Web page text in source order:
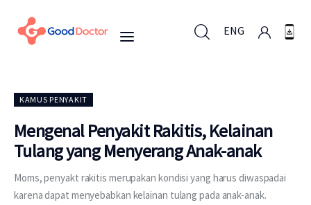
ENG
Untuk Bisnis
Untuk Anda
KAMUS PENYAKIT
Mengenal Penyakit Rakitis, Kelainan
Tulang yang Menyerang Anak-anak
Moms, penyakt rakitis merupakan kondisi yang harus diwaspadai
karena dapat menyebabkan kelainan tulang pada anak-anak.